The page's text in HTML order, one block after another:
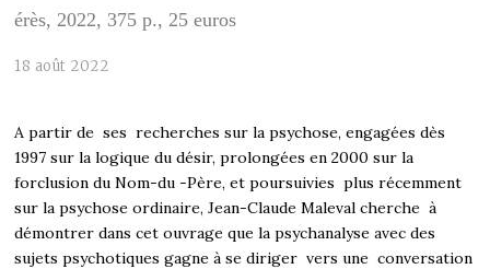
érès, 2022, 375 p., 25 euros
18 août 2022
A partir de ses recherches sur la psychose, engagées dès
1997 sur la logique du désir, prolongées en 2000 sur la
forclusion du Nom-du -Père, et poursuivies plus récemment
sur la psychose ordinaire, Jean-Claude Maleval cherche à
démontrer dans cet ouvrage que la psychanalyse avec des
sujets psychotiques gagne à se diriger vers une conversation